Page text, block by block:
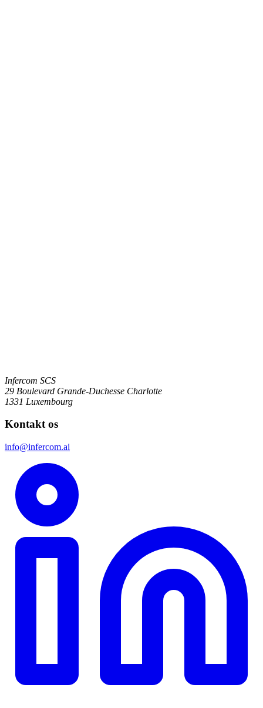
Infercom SCS
29 Boulevard Grande-Duchesse Charlotte
1331 Luxembourg
Kontakt os
info@infercom.ai